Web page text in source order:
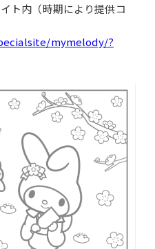
ト内（時期により提供コ
mymelody/?